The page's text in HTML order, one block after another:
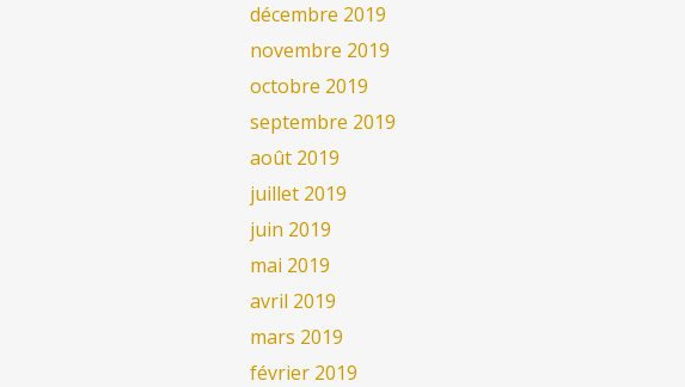
décembre 2019
novembre 2019
octobre 2019
septembre 2019
août 2019
juillet 2019
juin 2019
mai 2019
avril 2019
mars 2019
février 2019